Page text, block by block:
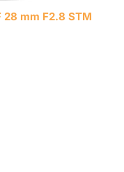
28 mm F2.8 STM